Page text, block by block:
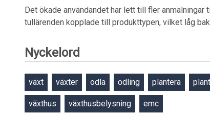
Det ökade användandet har lett till fler
tullärenden kopplade till produkttypen, vilket låg
Nyckelord
växt växter odla odling plantera
växthus växthusbelysning emc